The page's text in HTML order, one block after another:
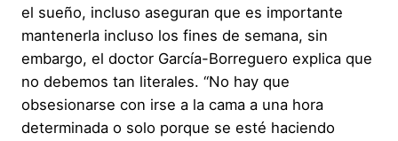
el sueño, incluso aseguran que es importante
mantenerla incluso los fines de semana, sin
embargo, el doctor García-Borreguero explica que
no debemos tan literales. “No hay que
obsesionarse con irse a la cama a una hora
determinada o solo porque se esté haciendo